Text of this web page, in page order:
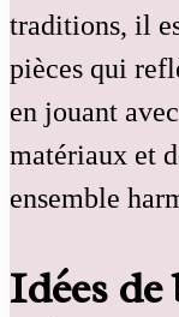
traditions, il
pièces qui
en jouant
matériaux et
ensemble
Idées de